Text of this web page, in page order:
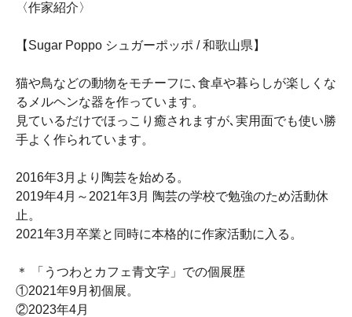
〈作家紹介〉
【Sugar Poppo シュガーポッポ / 和歌山県】
猫や鳥などの動物をモチーフに､食卓や暮らしが楽しくな
るメルヘンな器を作っています。
見ているだけでほっこり癒されますが､実用面でも使い勝
手よく作られています。
2016年3月より陶芸を始める。
2019年4月～2021年3月 陶芸の学校で勉強のため活動休
止。
2021年3月卒業と同時に本格的に作家活動に入る。
＊ 「うつわとカフェ青文字」での個展歴
①2021年9月初個展。
②2023年4月